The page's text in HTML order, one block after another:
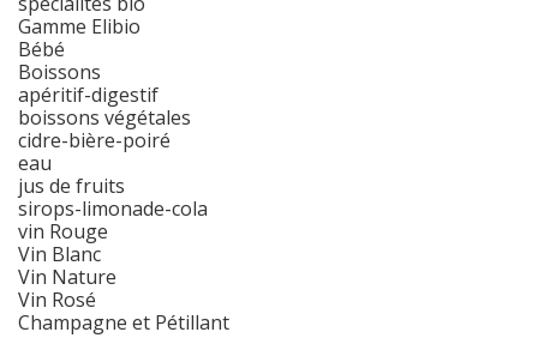
Gamme Elibio
Bébé
Boissons
apéritif-digestif
boissons végétales
cidre-bière-poiré
eau
jus de fruits
sirops-limonade-cola
vin Rouge
Vin Blanc
Vin Nature
Vin Rosé
Champagne et Pétillant